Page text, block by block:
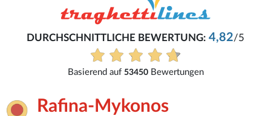
DURCHSCHNITTLICHE BEWERTUNG: 4,82/5
Basierend auf 53450Bewertungen
Rafina-Mykonos